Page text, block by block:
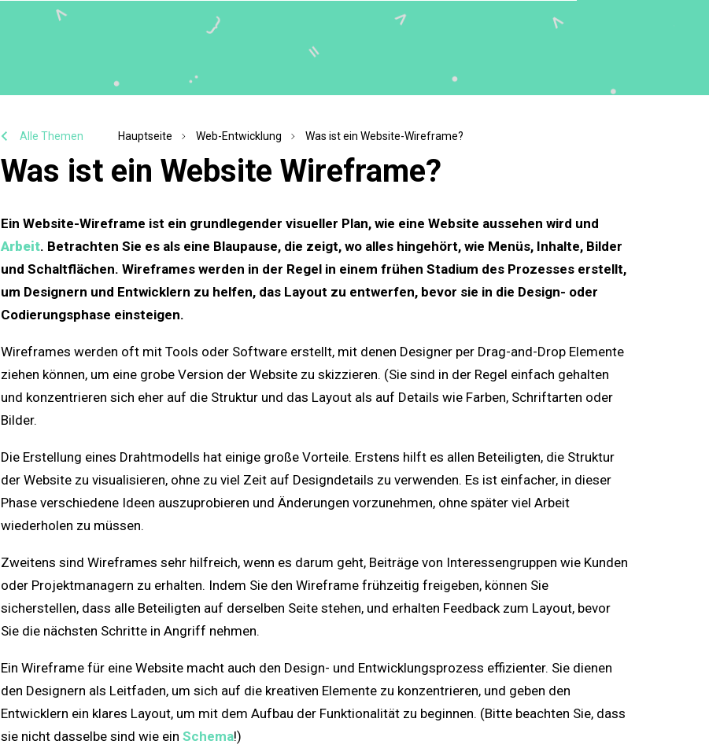
Alle Themen Hauptseite Web-Entwicklung Was ist ein Website-Wireframe?
Was ist ein Website Wireframe?
Ein Website-Wireframe ist ein grundlegender visueller Plan, wie eine Website aussehen wird und
Arbeit. Betrachten Sie es als eine Blaupause, die zeigt, wo alles hingehört, wie Menüs, Inhalte, Bilder
und Schaltflächen. Wireframes werden in der Regel in einem frühen Stadium des Prozesses erstellt,
um Designern und Entwicklern zu helfen, das Layout zu entwerfen, bevor sie in die Design- oder
Codierungsphase einsteigen.
Wireframes werden oft mit Tools oder Software erstellt, mit denen Designer per Drag-and-Drop Elemente
ziehen können, um eine grobe Version der Website zu skizzieren. (Sie sind in der Regel einfach gehalten
und konzentrieren sich eher auf die Struktur und das Layout als auf Details wie Farben, Schriftarten oder
Bilder.
Die Erstellung eines Drahtmodells hat einige große Vorteile. Erstens hilft es allen Beteiligten, die Struktur
der Website zu visualisieren, ohne zu viel Zeit auf Designdetails zu verwenden. Es ist einfacher, in dieser
Phase verschiedene Ideen auszuprobieren und Änderungen vorzunehmen, ohne später viel Arbeit
wiederholen zu müssen.
Zweitens sind Wireframes sehr hilfreich, wenn es darum geht, Beiträge von Interessengruppen wie Kunden
oder Projektmanagern zu erhalten. Indem Sie den Wireframe frühzeitig freigeben, können Sie
sicherstellen, dass alle Beteiligten auf derselben Seite stehen, und erhalten Feedback zum Layout, bevor
Sie die nächsten Schritte in Angriff nehmen.
Ein Wireframe für eine Website macht auch den Design- und Entwicklungsprozess effizienter. Sie dienen
den Designern als Leitfaden, um sich auf die kreativen Elemente zu konzentrieren, und geben den
Entwicklern ein klares Layout, um mit dem Aufbau der Funktionalität zu beginnen. (Bitte beachten Sie, dass
sie nicht dasselbe sind wie ein Schema!)